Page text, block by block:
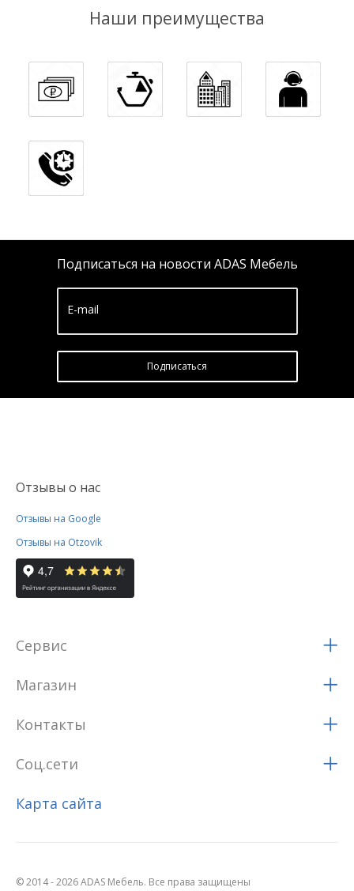
Наши преимущества
Подписаться на новости ADAS Мебель
E-mail
Подписатьcя
Отзывы о нас
Отзывы на Google
Отзывы на Otzovik
Сервис
Магазин
Контакты
Соц.сети
Карта сайта
© 2014 - 2026 ADAS Мебель. Все права защищены